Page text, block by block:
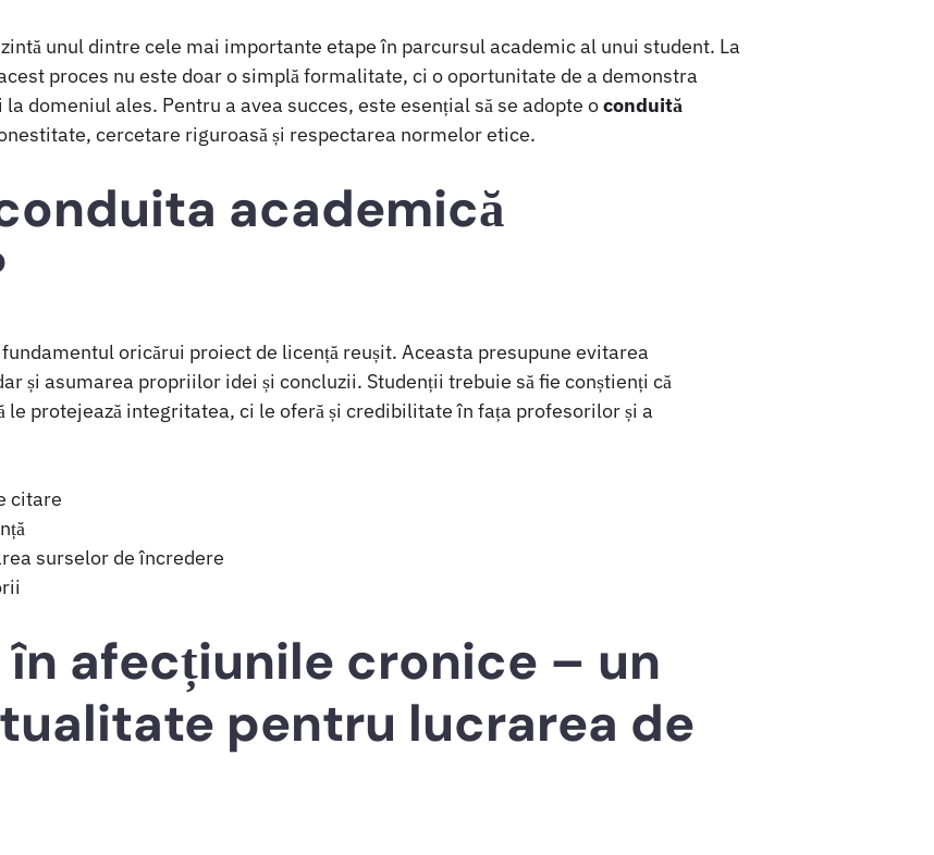
unul dintre cele mai importante etape în parcursul academic al unui student. La
proces nu este doar o simplă formalitate, ci o oportunitate de a demonstra
domeniul ales. Pentru a avea succes, este esențial să se adopte oconduită
cercetare riguroasă și respectarea normelor etice.
academică
oricărui proiect de licență reușit. Aceasta presupune evitarea
și asumarea propriilor idei și concluzii. Studenții trebuie să fie conștienți că
protejează integritatea, ci le oferă și credibilitate în fața profesorilor și a
citare
surselor de încredere
afecțiunile cronice – un
pentru lucrarea de